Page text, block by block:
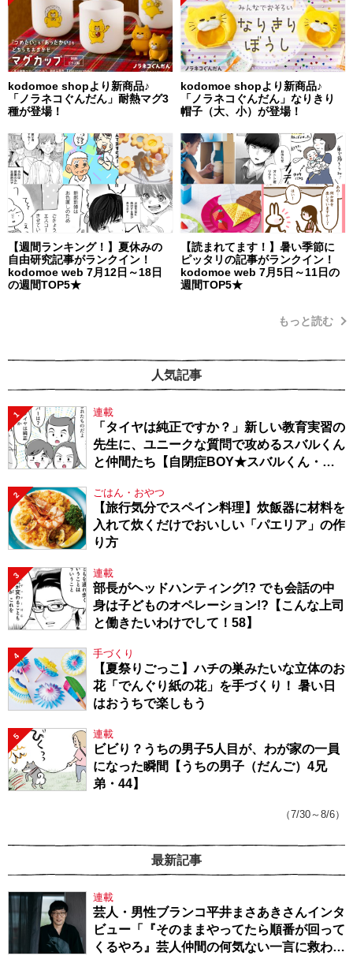
kodomoe shopより新商品♪
「ノラネコぐんだん」耐熱マグ3
種が登場！
kodomoe shopより新商品♪
「ノラネコぐんだん」なりきり
帽子（大、小）が登場！
【週間ランキング！】夏休みの
自由研究記事がランクイン！
kodomoe web 7月12日～18日
の週間TOP5★
【読まれてます！】暑い季節に
ピッタリの記事がランクイン！
kodomoe web 7月5日～11日の
週間TOP5★
もっと読む
人気記事
1 連載
「タイヤは純正ですか？」新しい教育実習の
先生に、ユニークな質問で攻めるスバルくん
と仲間たち【自閉症BOY★スバルくん・
2 ごはん・おやつ
【旅行気分でスペイン料理】炊飯器に材料を
入れて炊くだけでおいしい「パエリア」の作
り方
3 連載
部長がヘッドハンティング!? でも会話の中
身は子どものオペレーション!?【こんな上司
と働きたいわけでして！58】
4 手づくり
【夏祭りごっこ】ハチの巣みたいな立体のお
花「でんぐり紙の花」を手づくり！ 暑い日
はおうちで楽しもう
5 連載
ビビり？うちの男子5人目が、わが家の一員
になった瞬間【うちの男子（だんご）4兄
弟・44】
（7/30～8/6）
最新記事
連載
芸人・男性ブランコ平井まさあきさんインタ
ビュー「『そのままやってたら順番が回って
くるやろ』芸人仲間の何気ない一言に救われ